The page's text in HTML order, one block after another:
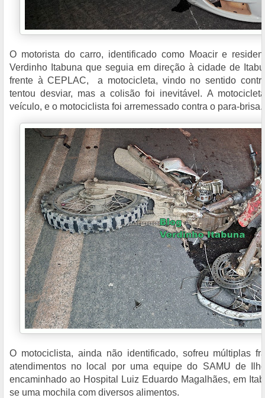
O motorista do carro, identificado como Moacir e
Verdinho Itabuna que seguia em direção à cidade de
frente à CEPLAC, a motocicleta, vindo no sentido
tentou desviar, mas a colisão foi inevitável. A
veículo, e o motociclista foi arremessado contra o para-brisa.
O motociclista, ainda não identificado, sofreu múltiplas
atendimentos no local por uma equipe do SAMU de
encaminhado ao Hospital Luiz Eduardo Magalhães, em
se uma mochila com diversos alimentos.